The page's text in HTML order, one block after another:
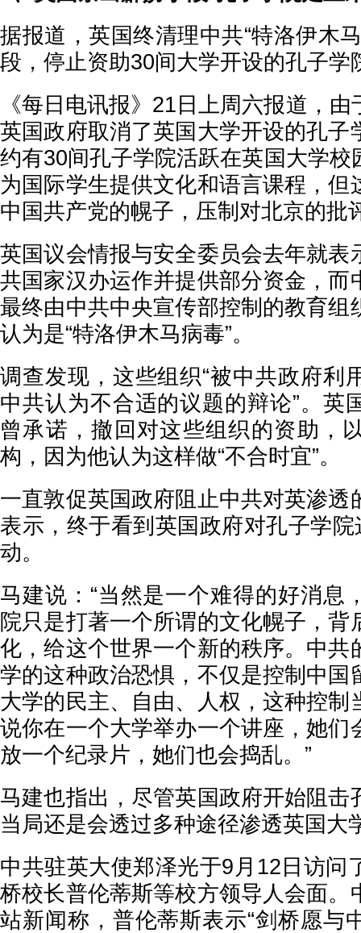
据报道，英国终清理中共“特洛伊木
段，停止资助30间大学开设的孔子学
《每日电讯报》21日上周六报道，
英国政府取消了英国大学开设的孔子
约有30间孔子学院活跃在英国大学校
为国际学生提供文化和语言课程，但
中国共产党的幌子，压制对北京的批
英国议会情报与安全委员会去年就表
共国家汉办运作并提供部分资金，而
最终由中共中央宣传部控制的教育组
认为是“特洛伊木马病毒”。
调查发现，这些组织“被中共政府利
中共认为不合适的议题的辩论”。英
曾承诺，撤回对这些组织的资助，
构，因为他认为这样做“不合时宜”。
一直敦促英国政府阻止中共对英渗透
表示，终于看到英国政府对孔子学院
动。
马建说：“当然是一个难得的好消息
院只是打著一个所谓的文化幌子，背
化，给这个世界一个新的秩序。中共
学的这种政治恐惧，不仅是控制中国
大学的民主、自由、人权，这种控制
说你在一个大学举办一个讲座，她们
放一个纪录片，她们也会捣乱。”
马建也指出，尽管英国政府开始阻击
当局还是会透过多种途径渗透英国大
中共驻英大使郑泽光于9月12日访问
桥校长普伦蒂斯等校方领导人会面。
站新闻称，普伦蒂斯表示“剑桥愿与